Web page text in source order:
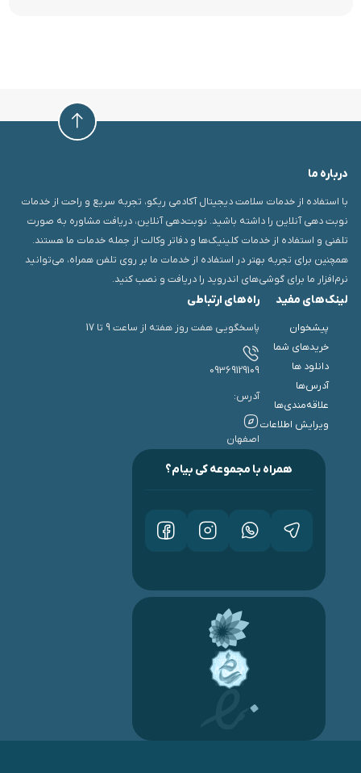
درباره ما
با استفاده از خدمات سلامت دیجیتال آکادمی ریکو، تجربه سریع و راحت از خدمات
نوبت دهی آنلاین را داشته باشید. نوبت‌دهی آنلاین، دریافت مشاوره به صورت
تلفنی و استفاده از خدمات کلینیک‌ها و دفاتر وکالت از جمله خدمات ما هستند.
همچنین برای تجربه بهتر در استفاده از خدمات ما بر روی تلفن همراه، می‌توانید
نرم‌افزار ما برای گوشی‌های اندروید را دریافت و نصب کنید.
لینک‌های مفید
پیشخوان
خریدهای شما
دانلود ها
آدرس‌ها
علاقه‌مندی‌ها
ویرایش اطلاعات
راه‌های ارتباطی
پاسخگویی هفت روز هفته از ساعت 9 تا 17
09369129109
آدرس:
اصفهان
همراه با مجموعه کی بیام؟